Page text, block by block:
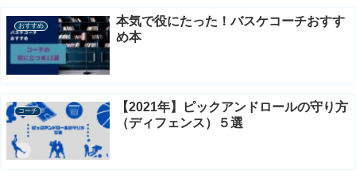
おすすめ
本気で役にたった！バスケコーチおすす
め本
コーチ
【2021年】ピックアンドロールの守り方
（ディフェンス）５選